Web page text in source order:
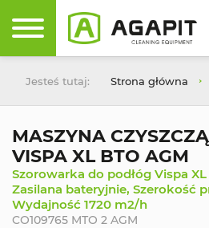
Jesteś tutaj: Strona główna
MASZYNA
VISPA XL BTO AGM
Szorowarka do podłóg Vispa XL
Zasilana bateryjnie, Szerokość
Wydajność 1720 m2/h
CO109765 MTO 2 AGM